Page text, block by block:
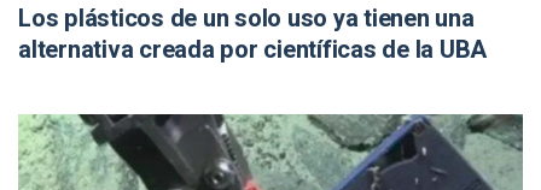
Los plásticos de un solo uso ya tienen una
alternativa creada por científicas de la UBA